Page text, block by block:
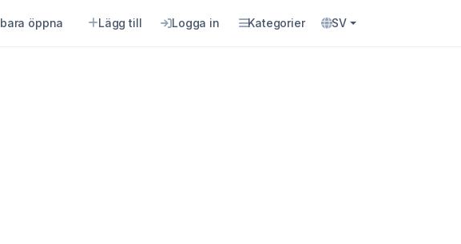
bara öppna Lägg till Logga in Kategorier SV